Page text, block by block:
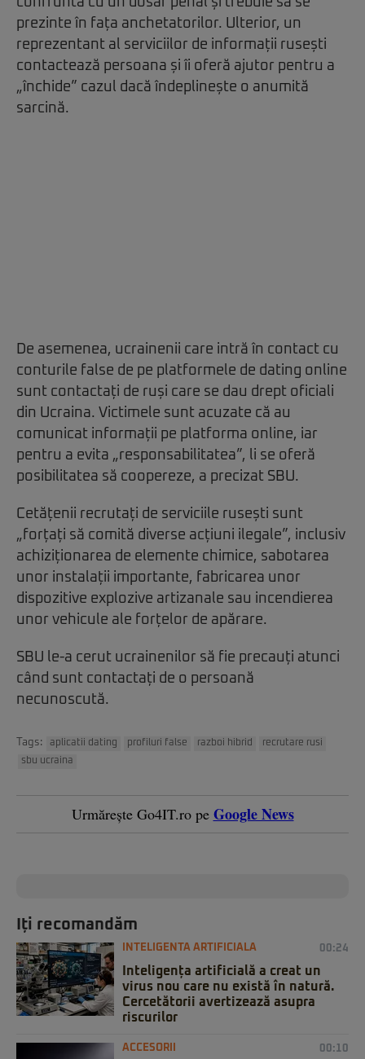
prezinte în fața anchetatorilor. Ulterior, un
reprezentant al serviciilor de informații rusești
contactează persoana și îi oferă ajutor pentru a
„închide” cazul dacă îndeplinește o anumită
sarcină.
De asemenea, ucrainenii care intră în contact cu
conturile false de pe platformele de dating online
sunt contactați de ruși care se dau drept oficiali
din Ucraina. Victimele sunt acuzate că au
comunicat informații pe platforma online, iar
pentru a evita „responsabilitatea”, li se oferă
posibilitatea să coopereze, a precizat SBU.
Cetățenii recrutați de serviciile rusești sunt
„forțați să comită diverse acțiuni ilegale”, inclusiv
achiziționarea de elemente chimice, sabotarea
unor instalații importante, fabricarea unor
dispozitive explozive artizanale sau incendierea
unor vehicule ale forțelor de apărare.
SBU le-a cerut ucrainenilor să fie precauți atunci
când sunt contactați de o persoană
necunoscută.
Tags: aplicatii dating profiluri false razboi hibrid
recrutare rusi
sbu ucraina
Urmărește Go4IT.ro pe Google News
Iți recomandăm
INTELIGENTA ARTIFICIALA 00:24
Inteligența artificială a creat un
virus nou care nu există în natură.
Cercetătorii avertizează asupra
riscurilor
ACCESORII 00:10